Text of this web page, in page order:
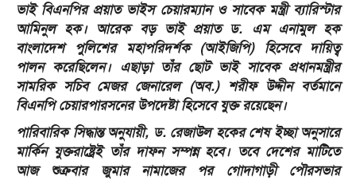
ভাই বিএনপির প্রয়াত ভাইস চেয়ারম্যান ও সাবেক মন্ত্রী ব্যারিস্টার
আমিনুল হক। আরেক বড় ভাই প্রয়াত ড. এম এনামুল হক
বাংলাদেশ পুলিশের মহাপরিদর্শক (আইজিপি) হিসেবে দায়িত্ব
পালন করেছিলেন। এছাড়া তাঁর ছোট ভাই সাবেক প্রধানমন্ত্রীর
সামরিক সচিব মেজর জেনারেল (অব.) শরীফ উদ্দীন বর্তমানে
বিএনপি চেয়ারপারসনের উপদেষ্টা হিসেবে যুক্ত রয়েছেন।
​পারিবারিক সিদ্ধান্ত অনুযায়ী, ড. রেজাউল হকের শেষ ইচ্ছা অনুসারে
মার্কিন যুক্তরাষ্ট্রেই তাঁর দাফন সম্পন্ন হবে। তবে দেশের মাটিতে
আজ শুক্রবার জুমার নামাজের পর গোদাগাড়ী পৌরসভার